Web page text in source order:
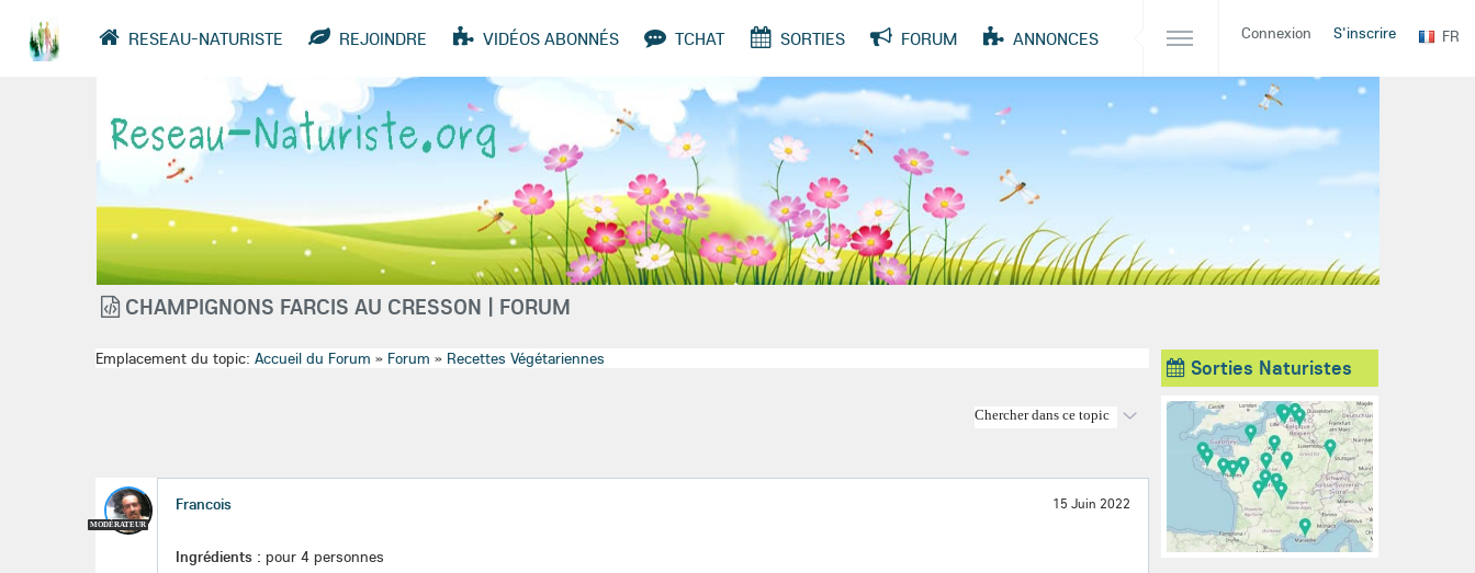
Connexion S'inscrire FR
RESEAU-NATURISTE REJOINDRE VIDÉOS ABONNÉS TCHAT SORTIES FORUM ANNONCES
ANNUAIRE GROUPES SONDAGES
CHAMPIGNONS FARCIS AU CRESSON | FORUM
Emplacement du topic: Accueil du Forum » Forum » Recettes Végétariennes
MODÉRATEUR
Francois 15 Juin 2022
Ingrédients :pour 4 personnes
Sorties Naturistes